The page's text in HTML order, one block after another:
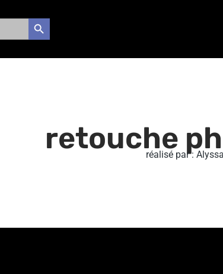
SEARCH BUTTON
retouche
réalisé par :